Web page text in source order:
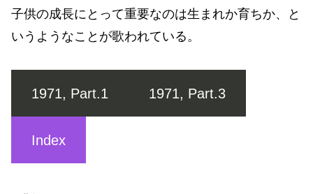
子供の成長にとって重要なのは生まれか育ちか、と
いうようなことが歌われている。
1971, Part.1 1971, Part.3
Index